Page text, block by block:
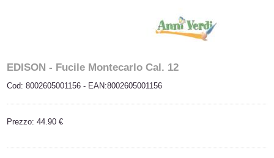
EDISON - Fucile Montecarlo Cal. 12
Cod: 8002605001156 - EAN:8002605001156
Prezzo: 44.90 €